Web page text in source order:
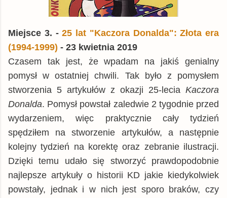
Miejsce 3. -25 lat "Kaczora Donalda": Złota era
(1994-1999) - 23 kwietnia 2019
Czasem tak jest, że wpadam na jakiś genialny
pomysł w ostatniej chwili. Tak było z pomysłem
stworzenia 5 artykułów z okazji 25-lecia Kaczora
Donalda. Pomysł powstał zaledwie 2 tygodnie przed
wydarzeniem, więc praktycznie cały tydzień
spędziłem na stworzenie artykułów, a następnie
kolejny tydzień na korektę oraz zebranie ilustracji.
Dzięki temu udało się stworzyć prawdopodobnie
najlepsze artykuły o historii KD jakie kiedykolwiek
powstały, jednak i w nich jest sporo braków, czy